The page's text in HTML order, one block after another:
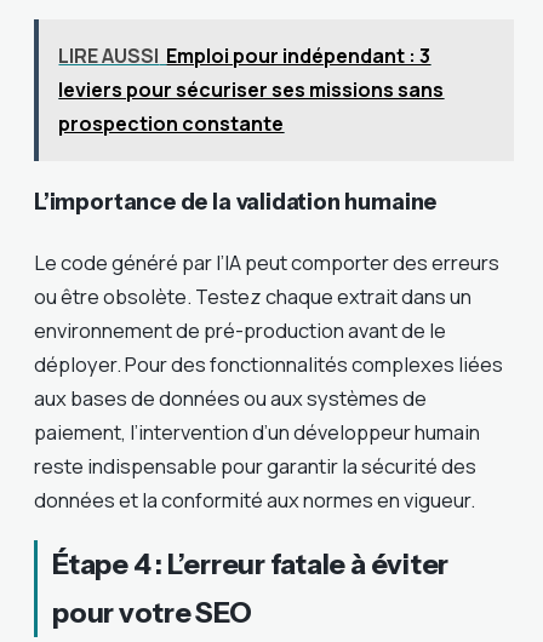
LIRE AUSSI Emploi pour indépendant : 3
leviers pour sécuriser ses missions sans
prospection constante
L’importance de la validation humaine
Le code généré par l’IA peut comporter des erreurs
ou être obsolète. Testez chaque extrait dans un
environnement de pré-production avant de le
déployer. Pour des fonctionnalités complexes liées
aux bases de données ou aux systèmes de
paiement, l’intervention d’un développeur humain
reste indispensable pour garantir la sécurité des
données et la conformité aux normes en vigueur.
Étape 4 : L’erreur fatale à éviter
pour votre SEO